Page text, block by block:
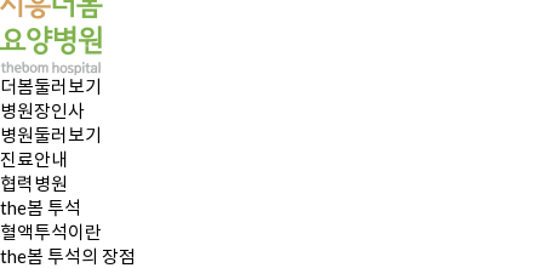
더봄둘러보기
병원장인사
병원둘러보기
진료안내
협력병원
the봄 투석
혈액투석이란
the봄 투석의 장점